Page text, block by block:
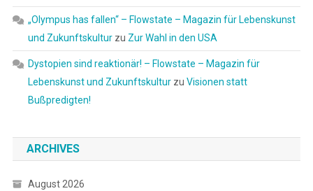
„Olympus has fallen“ – Flowstate – Magazin für Lebenskunst
und Zukunftskulturzu Zur Wahl in den USA
Dystopien sind reaktionär! – Flowstate – Magazin für
Lebenskunst und Zukunftskulturzu Visionen statt
Bußpredigten!
ARCHIVES
August 2026